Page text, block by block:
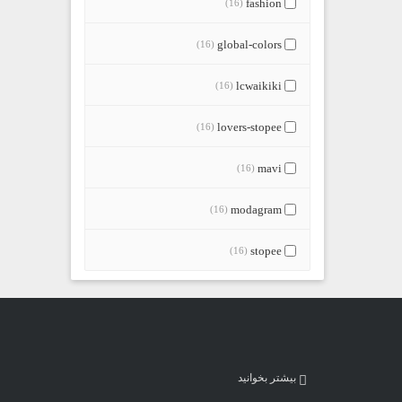
fashion
(16)
global-colors
(16)
lcwaikiki
(16)
lovers-stopee
(16)
mavi
(16)
modagram
(16)
stopee
(16)
بیشتر بخوانید